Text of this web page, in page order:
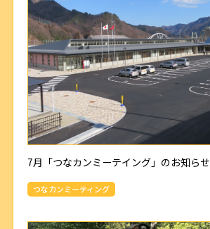
7月「つなカンミーテイング」のお知らせ
つなカンミーティング